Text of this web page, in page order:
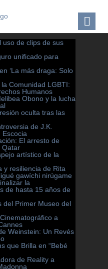
uso de clips de sus
unificado para
‘La más draga: Solo
Comunidad LGBTI:
Humanos
Obono y la lucha
oculta tras las
de J.K.
Escocia
El arresto de
Qatar
artístico de la
y resiliencia de Rita
gawíchi nirúgame
la
de hasta 15 años de
del Primer Museo del
a
Weinstein: Un Revés
que Brilla en “Bebé
de Reality a